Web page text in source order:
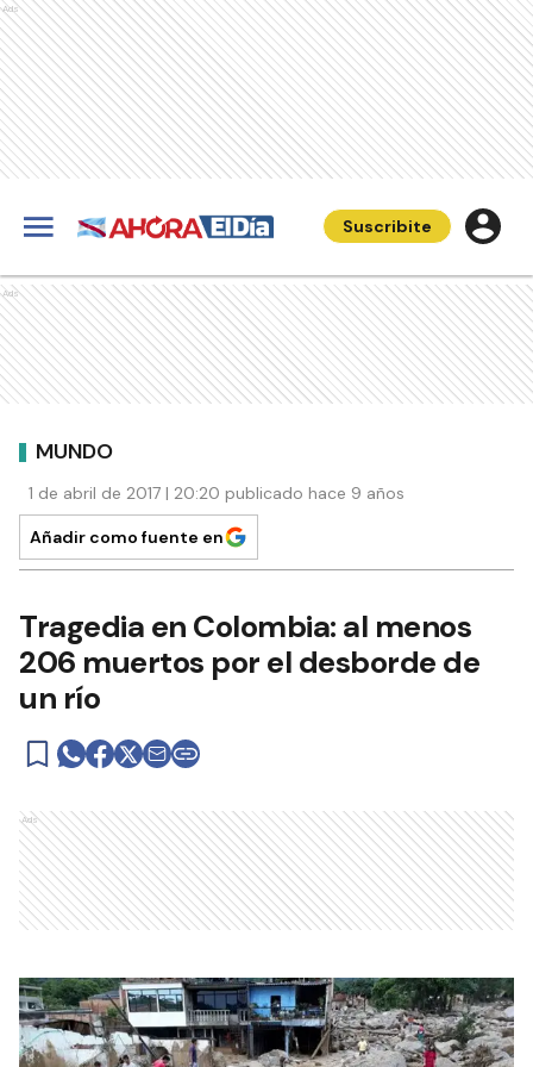
Ads
Suscribite
Ads
MUNDO
1 de abril de 2017 | 20:20 publicado hace 9 años
Añadir como fuente en
Tragedia en Colombia: al menos
206 muertos por el desborde de
un río
Ads